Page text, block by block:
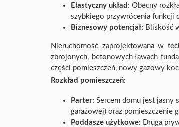
Elastyczny układ: Obecny
szybkiego przywrócenia funkcji
Biznesowy potencjał: Bliskość
Nieruchomość zaprojektowana w
zbrojonych, betonowych ławach
części pomieszczeń, nowy gazowy
Rozkład pomieszczeń:
Parter: Sercem domu jest jasny
garażowej) oraz pomieszczenie
Poddasze użytkowe: Druga